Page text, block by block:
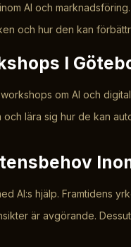
AI och
och hur den kan
I
om AI och
lära sig hur de kan
AI:s hjälp. Framtidens
är avgörande.